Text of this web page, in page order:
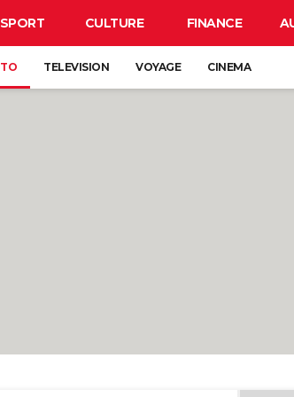
SPORT CULTURE FINANCE
TELEVISION VOYAGE CINEMA